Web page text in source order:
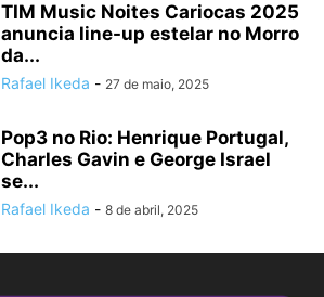
TIM Music Noites Cariocas 2025
anuncia line-up estelar no Morro
da...
Rafael Ikeda - 27 de maio, 2025
Pop3 no Rio: Henrique Portugal,
Charles Gavin e George Israel
se...
Rafael Ikeda - 8 de abril, 2025